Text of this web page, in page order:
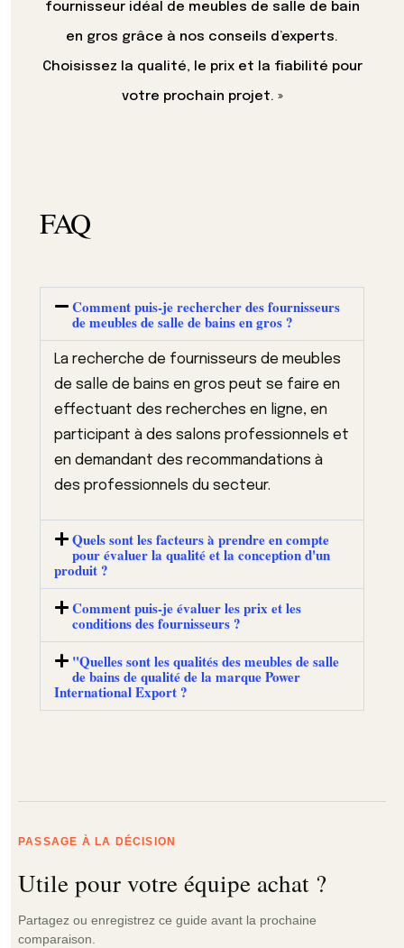
fournisseur idéal de meubles de salle de bain
en gros grâce à nos conseils d’experts.
Choisissez la qualité, le prix et la fiabilité pour
votre prochain projet. »
FAQ
Comment puis-je rechercher des fournisseurs
de meubles de salle de bains en gros ?
La recherche de fournisseurs de meubles
de salle de bains en gros peut se faire en
effectuant des recherches en ligne, en
participant à des salons professionnels et
en demandant des recommandations à
des professionnels du secteur.
Quels sont les facteurs à prendre en compte
pour évaluer la qualité et la conception d'un
produit ?
Comment puis-je évaluer les prix et les
conditions des fournisseurs ?
"Quelles sont les qualités des meubles de salle
de bains de qualité de la marque Power
International Export ?
PASSAGE À LA DÉCISION
Utile pour votre équipe achat ?
Partagez ou enregistrez ce guide avant la prochaine
comparaison.